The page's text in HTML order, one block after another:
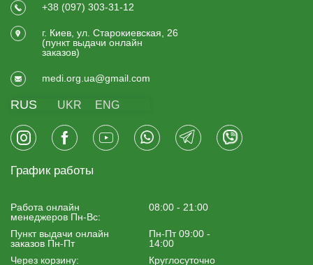
+38 (097) 303-31-12
г. Киев, ул. Старокиевская, 26
(пункт выдачи онлайн
заказов)
medi.org.ua@gmail.com
RUS UKR ENG
График работы
Работа онлайн
менеджеров Пн-Вс:
08:00 - 21:00
Пункт выдачи онлайн
заказов Пн-Пт
Пн-Пт 09:00 -
14:00
Через корзину:
Круглосуточно